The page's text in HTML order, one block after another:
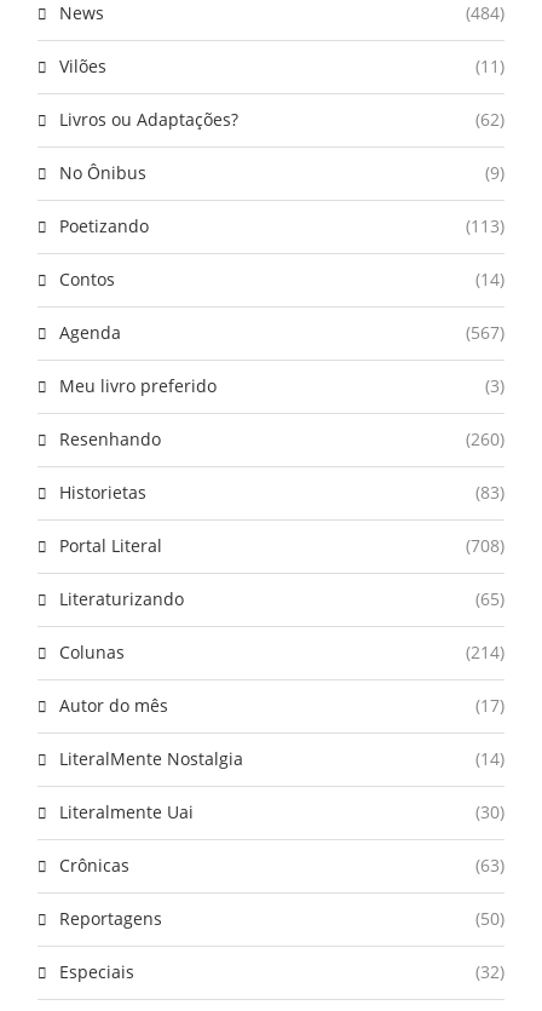
News (484)
Vilões (11)
Livros ou Adaptações? (62)
No Ônibus (9)
Poetizando (113)
Contos (14)
Agenda (567)
Meu livro preferido (3)
Resenhando (260)
Historietas (83)
Portal Literal (708)
Literaturizando (65)
Colunas (214)
Autor do mês (17)
LiteralMente Nostalgia (14)
Literalmente Uai (30)
Crônicas (63)
Reportagens (50)
Especiais (32)